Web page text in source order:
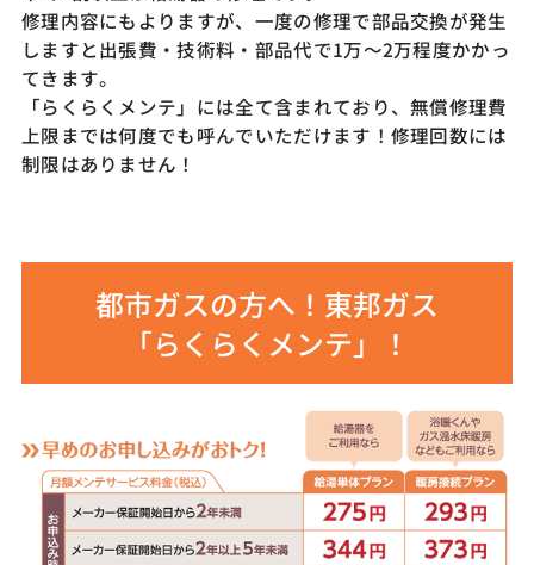
修理内容にもよりますが、一度の修理で部品交換が発生
しますと出張費・技術料・部品代で1万～2万程度かかっ
てきます。
「らくらくメンテ」には全て含まれており、無償修理費
上限までは何度でも呼んでいただけます！修理回数には
制限はありません！
都市ガスの方へ！東邦ガス
「らくらくメンテ」！